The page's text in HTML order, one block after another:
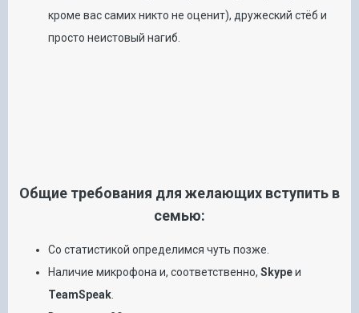
кроме вас самих никто не оценит), дружеский стёб и
просто неистовый нагиб.
Общие требования для желающих вступить в
семью:
Со статистикой определимся чуть позже.
Наличие микрофона и, соответственно, Skypeи
TeamSpeak